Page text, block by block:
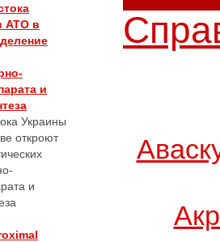
АТО в
и
Украины
откроют
и